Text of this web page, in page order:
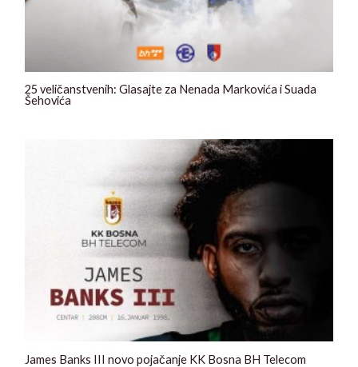
25 veličanstvenih: Glasajte za Nenada Markovića i Suada
Šehovića
James Banks III novo pojačanje KK Bosna BH Telecom